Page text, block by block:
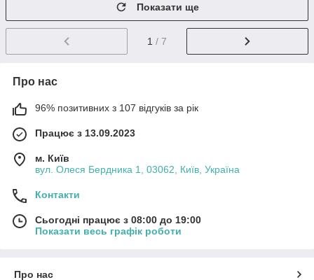
Показати ще
1 / 7
Про нас
96% позитивних з 107 відгуків за рік
Працює з 13.09.2023
м. Київ
вул. Олеся Бердника 1, 03062, Київ, Україна
Контакти
Сьогодні працює з 08:00 до 19:00
Показати весь графік роботи
Про нас